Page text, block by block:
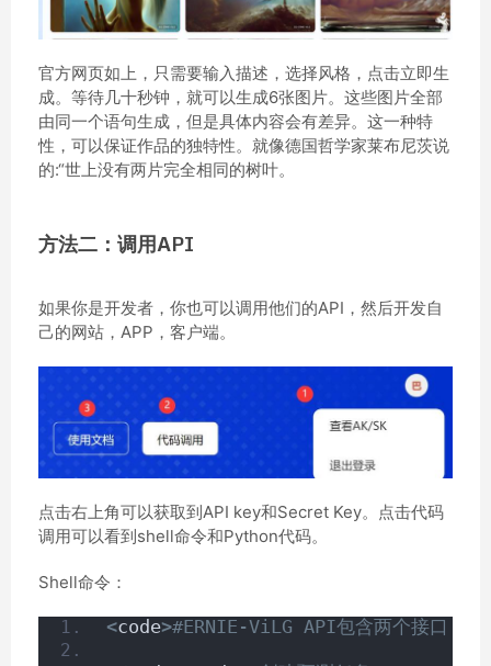
官方网页如上，只需要输入描述，选择风格，点击立即生
成。等待几十秒钟，就可以生成6张图片。这些图片全部
由同一个语句生成，但是具体内容会有差异。这一种特
性，可以保证作品的独特性。就像德国哲学家莱布尼茨说
的:“世上没有两片完全相同的树叶。
方法二：调用API
如果你是开发者，你也可以调用他们的API，然后开发自
己的网站，APP，客户端。
点击右上角可以获取到API key和Secret Key。点击代码
调用可以看到shell命令和Python代码。
Shell命令：
<code>#ERNIE-ViLG API包含两个接口，一